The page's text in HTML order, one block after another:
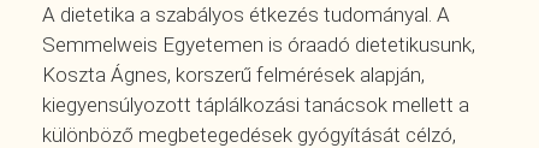
A dietetika a szabályos étkezés tudományal. A
Semmelweis Egyetemen is óraadó dietetikusunk,
Koszta Ágnes, korszerű felmérések alapján,
kiegyensúlyozott táplálkozási tanácsok mellett a
különböző megbetegedések gyógyítását célzó,